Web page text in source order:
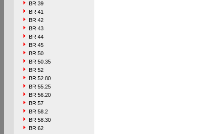
BR 39
BR 41
BR 42
BR 43
BR 44
BR 45
BR 50
BR 50.35
BR 52
BR 52.80
BR 55.25
BR 56.20
BR 57
BR 58.2
BR 58.30
BR 62